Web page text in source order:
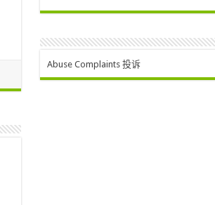
Abuse Complaints 投诉